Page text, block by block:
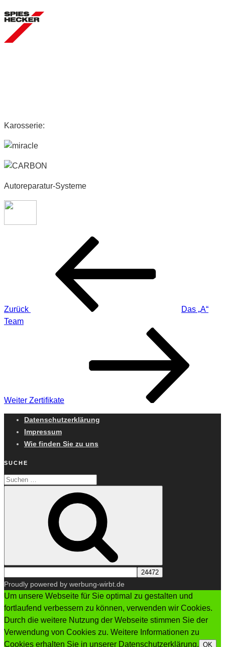
Karosserie:
Autoreparatur-Systeme
Beitragsnavigation
Zurück
Das „A“
Team
Weiter Zertifikate
Datenschutzerklärung
Impressum
Wie finden Sie zu uns
SUCHE
Suchen
Proudly powered by werbung-wirbt.de
Um unsere Webseite für Sie optimal zu gestalten und
fortlaufend verbessern zu können, verwenden wir Cookies.
Durch die weitere Nutzung der Webseite stimmen Sie der
Verwendung von Cookies zu. Weitere Informationen zu
Cookies erhalten Sie in unserer Datenschutzerklärung. OK